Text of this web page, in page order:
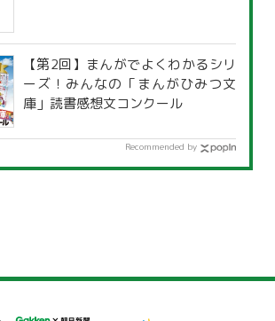
【第2回】まんがでよくわかるシリ
ーズ！みんなの「まんがひみつ文
庫」読書感想文コンクール
Recommended by